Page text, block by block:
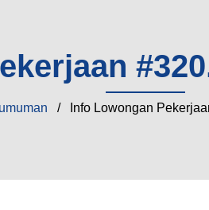
/ Info Lowongan